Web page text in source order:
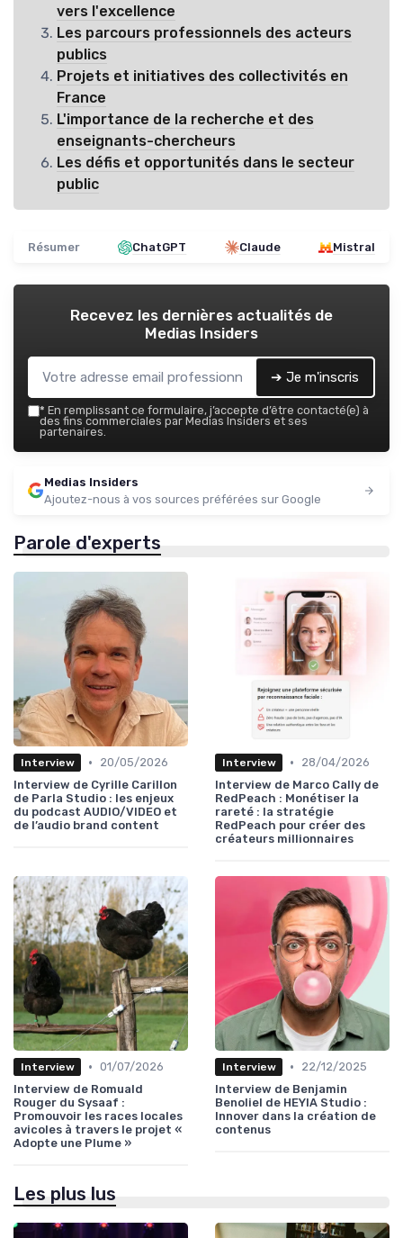
vers l'excellence
Les parcours professionnels des acteurs
publics
Projets et initiatives des collectivités en
France
L'importance de la recherche et des
enseignants-chercheurs
Les défis et opportunités dans le secteur
public
Résumer ChatGPT Claude Mistral
Recevez les dernières actualités de
Medias Insiders
➔ Je m'inscris
* En remplissant ce formulaire, j’accepte d’être contacté(e) à
des fins commerciales par Medias Insiders et ses
partenaires.
Medias Insiders
Ajoutez-nous à vos sources préférées sur Google
Parole d'experts
Interview •
20/05/2026
Interview de Cyrille Carillon
de Parla Studio : les enjeux
du podcast AUDIO/VIDEO et
de l’audio brand content
Interview •
28/04/2026
Interview de Marco Cally de
RedPeach : Monétiser la
rareté : la stratégie
RedPeach pour créer des
créateurs millionnaires
Interview • 01/07/2026
Interview de Romuald
Rouger du Sysaaf :
Promouvoir les races locales
avicoles à travers le projet «
Adopte une Plume »
Interview •
22/12/2025
Interview de Benjamin
Benoliel de HEYIA Studio :
Innover dans la création de
contenus
Les plus lus